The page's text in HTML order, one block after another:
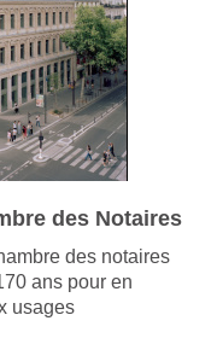
des Notaires
des notaires
ans pour en
usages